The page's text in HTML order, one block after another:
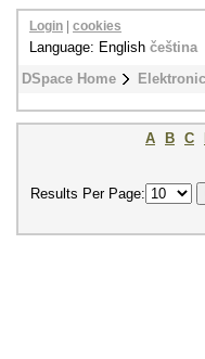
DSpace Home
Login cookies
Language: English čeština
A B C
Results Per Page: